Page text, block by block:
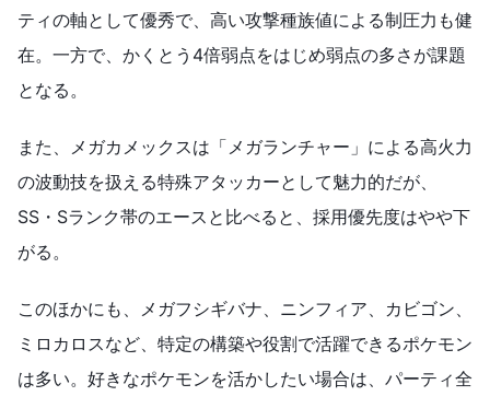
ティの軸として優秀で、高い攻撃種族値による制圧力も健
在。一方で、かくとう4倍弱点をはじめ弱点の多さが課題
となる。
また、メガカメックスは「メガランチャー」による高火力
の波動技を扱える特殊アタッカーとして魅力的だが、
SS・Sランク帯のエースと比べると、採用優先度はやや下
がる。
このほかにも、メガフシギバナ、ニンフィア、カビゴン、
ミロカロスなど、特定の構築や役割で活躍できるポケモン
は多い。好きなポケモンを活かしたい場合は、パーティ全